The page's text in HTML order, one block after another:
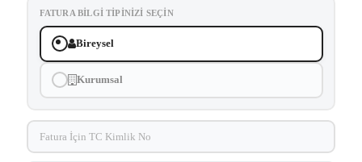
FATURA BILGI TIPINIZI SEÇIN
Bireysel
Kurumsal